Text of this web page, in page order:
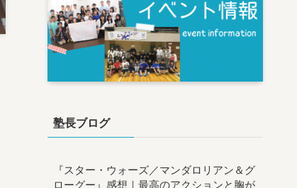
塾長ブログ
『スター・ウォーズ／マンダロリアン＆グ
ローグー』感想｜最高のアクションと胸が